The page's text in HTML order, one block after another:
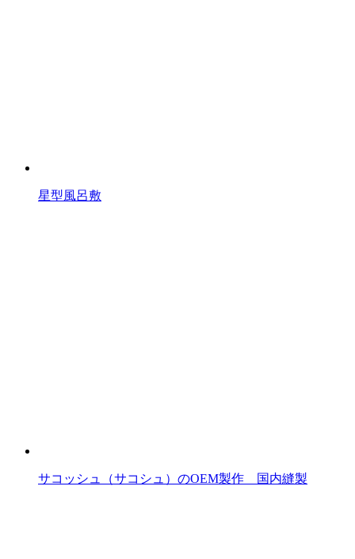
星型風呂敷
サコッシュ（サコシュ）のOEM製作 国内縫製